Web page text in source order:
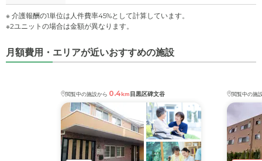
※ 介護報酬の1単位は人件費率45%として計算しています。
※2ユニットの場合は金額が異なります。
月額費用・エリアが近いおすすめの施設
閲覧中の施設から 0.4km 目黒区碑文谷 閲覧中の施